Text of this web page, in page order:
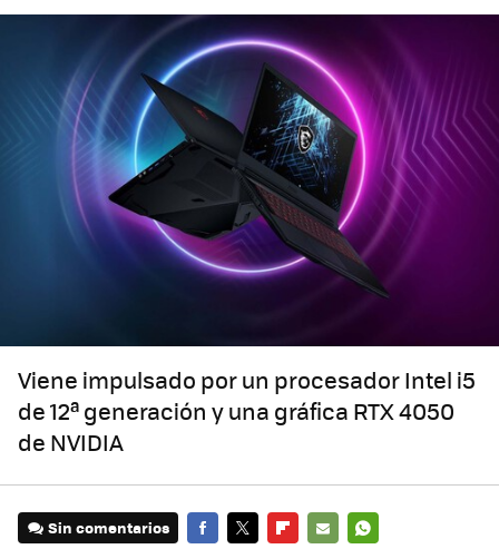
Viene impulsado por un procesador Intel i5
de 12ª generación y una gráfica RTX 4050
de NVIDIA
Sin comentarios